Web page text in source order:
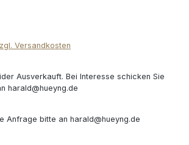
Versandkosten
Ausverkauft. Bei Interesse schicken Sie
harald@hueyng.de
Anfrage bitte an harald@hueyng.de